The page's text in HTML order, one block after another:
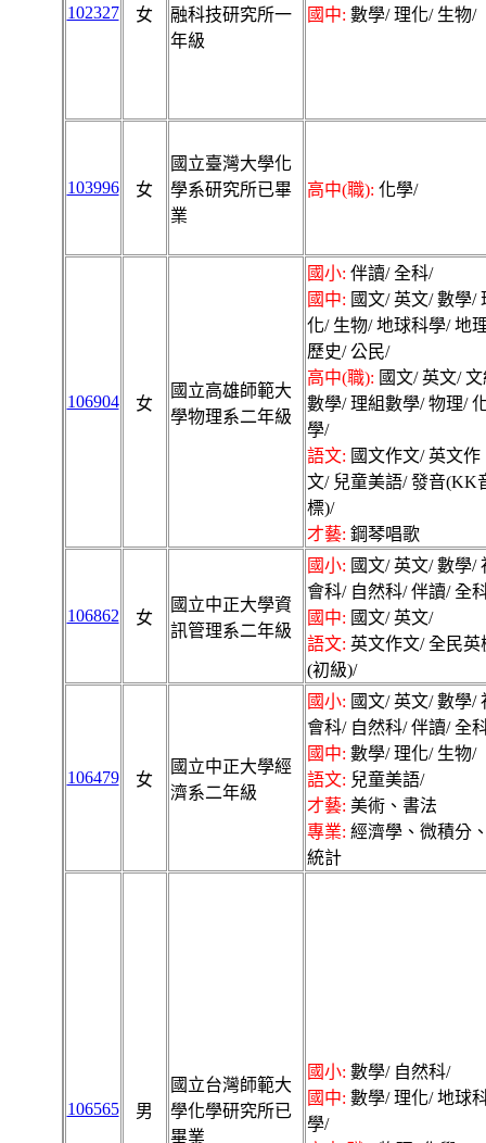
102327 女
融科技研究所一
年級
國中: 數學/ 理化/ 生物/
103996 女
國立臺灣大學化
學系研究所已畢
業
高中(職): 化學/
106904 女
國立高雄師範大
學物理系二年級
國小: 伴讀/ 全科/
國中: 國文/ 英文/ 數學/
化/ 生物/ 地球科學/ 地
歷史/ 公民/
高中(職): 國文/ 英文/
數學/ 理組數學/ 物理/
學/
語文: 國文作文/ 英文作
文/ 兒童美語/ 發音(KK
標)/
才藝: 鋼琴唱歌
106862 女
國立中正大學資
訊管理系二年級
國小: 國文/ 英文/ 數學/
會科/ 自然科/ 伴讀/ 全
國中: 國文/ 英文/
語文: 英文作文/ 全民英
(初級)/
106479 女
國立中正大學經
濟系二年級
國小: 國文/ 英文/ 數學/
會科/ 自然科/ 伴讀/ 全
國中: 數學/ 理化/ 生物/
語文: 兒童美語/
才藝: 美術、書法
專業: 經濟學、微積分
統計
106565 男
國立台灣師範大
學化學研究所已
畢業
國小: 數學/ 自然科/
國中: 數學/ 理化/ 地球
學/